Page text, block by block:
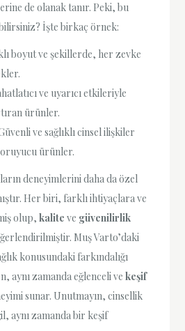
de olanak tanır. Peki, bu
İşte birkaç örnek:
boyut ve şekillerde, her zevke
ve uyarıcı etkileriyle
ürünler.
ve sağlıklı cinsel ilişkiler
ürünler.
deneyimlerini daha da özel
Her biri, farklı ihtiyaçlara ve
olup,kalite ve güvenilirlik
Muş Varto’daki
konusundaki farkındalığı
aynı zamanda eğlenceli vekeşif
sunar. Unutmayın, cinsellik
aynı zamanda bir keşif